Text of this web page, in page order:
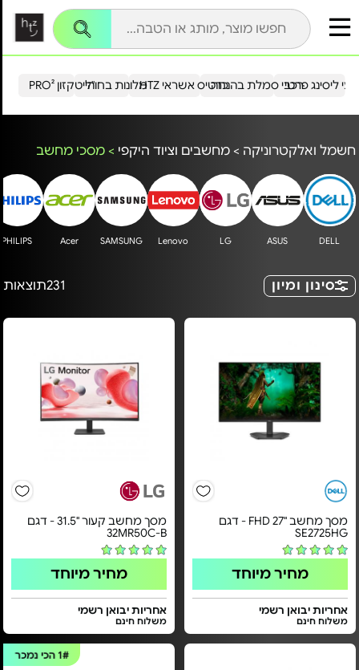
הייטקזון PRO²מלונות בחו"ל כרטיס אשראי HTZ ליסינג פרטירכבי סמלת בהנחה
חשמל ואלקטרוניקה > מחשבים וציוד היקפי > מסכי מחשב
DELL
ASUS
LG
Lenovo
SAMSUNG
Acer
PHILIPS
סינון ומיון 231תוצאות
מסך מחשב "FHD 27 - דגם
SE2725HG
מחיר מיוחד
אחריות יבואן רשמי
משלוח חינם
מסך מחשב קעור "31.5 - דגם
32MR50C-B
מחיר מיוחד
אחריות יבואן רשמי
משלוח חינם
1#הכי נמכר